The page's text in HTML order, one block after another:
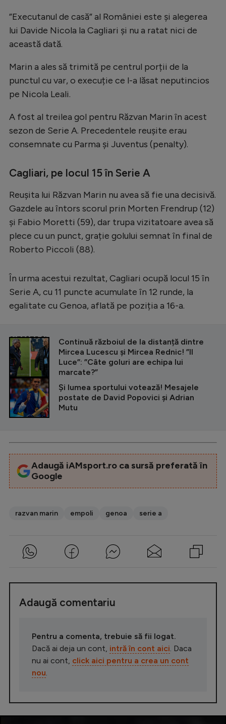
Tenis
Handbal
Formula 1
Gimnastică
Rugby
Ciclism
JO 2026
Creează cont
”Executanul de casă” al României este și alegerea
lui Davide Nicola la Cagliari și nu a ratat nici de
această dată.
Marin a ales să trimită pe centrul porții de la
punctul cu var, o execuție ce l-a lăsat neputincios
pe Nicola Leali.
A fost al treilea gol pentru Răzvan Marin în acest
sezon de Serie A. Precedentele reușite erau
consemnate cu Parma și Juventus (penalty).
Cagliari, pe locul 15 în Serie A
Reușita lui Răzvan Marin nu avea să fie una decisivă.
Gazdele au întors scorul prin Morten Frendrup (12)
și Fabio Moretti (59), dar trupa vizitatoare avea să
plece cu un punct, grație golului semnat în final de
Roberto Piccoli (88).
În urma acestui rezultat, Cagliari ocupă locul 15 în
Serie A, cu 11 puncte acumulate în 12 runde, la
egalitate cu Genoa, aflată pe poziția a 16-a.
CITEȘTE ȘI
Continuă războiul de la distanță dintre
Mircea Lucescu și Mircea Rednic! ”Il
Luce”: ”Câte goluri are echipa lui
marcate?”
Și lumea sportului votează! Mesajele
postate de David Popovici și Adrian
Mutu
Adaugă iAMsport.ro ca sursă preferată în
Google
razvan marin empoli genoa serie a
Adaugă comentariu
Pentru a comenta, trebuie să fii logat.
Dacă ai deja un cont, intră în cont aici . Daca
nu ai cont, click aici pentru a crea un cont
nou